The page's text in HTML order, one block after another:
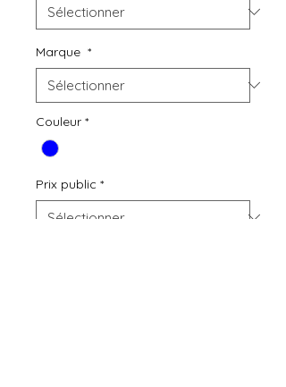
Marque *
Couleur *
Prix public *